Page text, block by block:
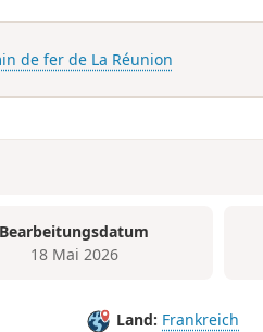
de fer de La Réunion
Bearbeitungsdatum
18 Mai 2026
Land: Frankreich